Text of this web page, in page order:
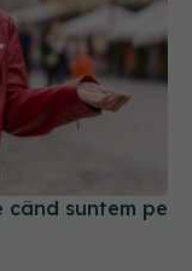
când suntem pe